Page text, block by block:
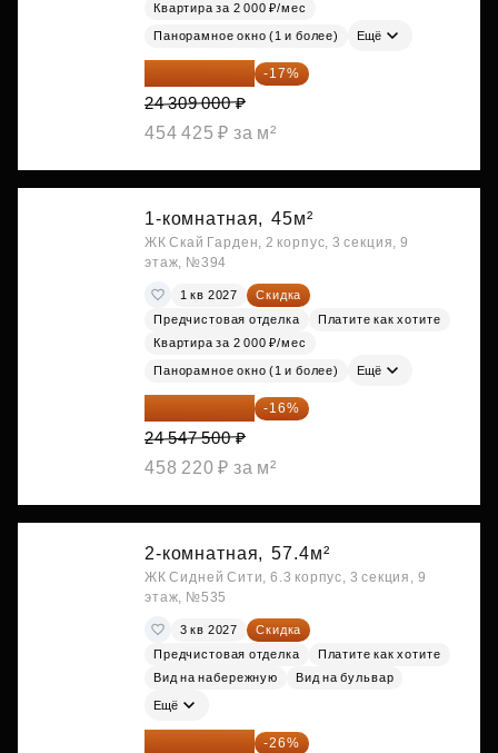
Квартира за 2 000 ₽/мес
Панорамное окно (1 и более) Ещё
20 176 470 ₽ -17%
24 309 000 ₽
454 425 ₽ за м²
1-комнатная, 45м²
ЖК Скай Гарден, 2 корпус, 3 секция, 9
этаж, №394
1 кв 2027
Скидка
Предчистовая отделка
Платите как хотите
Квартира за 2 000 ₽/мес
Панорамное окно (1 и более) Ещё
20 619 900 ₽ -16%
24 547 500 ₽
458 220 ₽ за м²
2-комнатная, 57.4м²
ЖК Сидней Сити, 6.3 корпус, 3 секция, 9
этаж, №535
3 кв 2027
Скидка
Предчистовая отделка
Платите как хотите
Вид на набережную
Вид на бульвар
Ещё
35 025 710 ₽ -26%